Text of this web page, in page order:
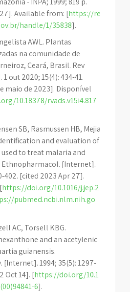
Available from: [https://re
handle/1/35838].
AWL. Plantas
na comunidade de
Ceará, Brasil. Rev
out 2020; 15(4): 434-41.
maio de 2023]. Disponível
10.18378/rvads.v15i4.817
SB, Rasmussen HB, Mejia
and evaluation of
to treat malaria and
Ethnopharmacol. [Internet].
402. [cited 2023 Apr 27].
https://doi.org/10.1016/j.jep.2
pubmed.ncbi.nlm.nih.go
AC, Torsell KBG.
and an acetylenic
guianensis.
1994; 35(5): 1297-
Oct 14]. [https://doi.org/10.1
6].